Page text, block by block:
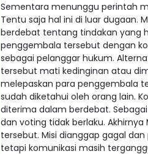
Sementara menunggu perintah
Tentu saja hal ini di luar dugaan.
berdebat tentang tindakan yang
penggembala tersebut dengan
sebagai pelanggar hukum.
tersebut mati kedinginan atau
melepaskan para penggembala
sudah diketahui oleh orang lain.
diterima dalam berdebat.
dan voting tidak berlaku.
tersebut. Misi dianggap gagal
tetapi komunikasi masih